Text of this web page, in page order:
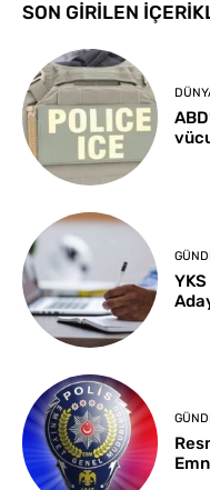
SON GİRİLEN